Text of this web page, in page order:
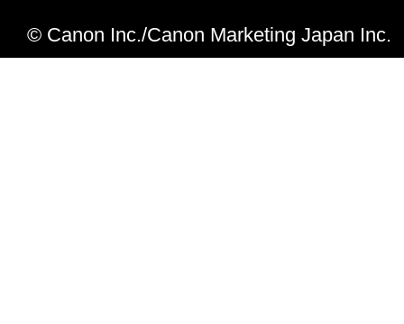
© Canon Inc./Canon Marketing Japan Inc.